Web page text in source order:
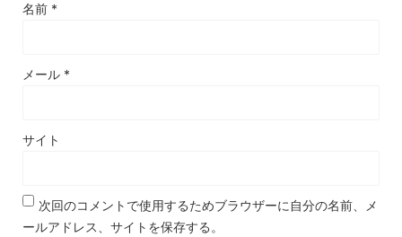
名前 *
メール *
サイト
次回のコメントで使用するためブラウザーに自分の名前、メ
ールアドレス、サイトを保存する。